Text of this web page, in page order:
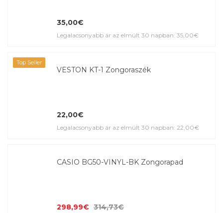
35,00€
Legalacsonyabb ár az elmúlt 30 napban: 35,00€
Top Seller
VESTON KT-1 Zongoraszék
22,00€
Legalacsonyabb ár az elmúlt 30 napban: 22,00€
CASIO BG50-VINYL-BK Zongorapad
298,99€ 314,73€